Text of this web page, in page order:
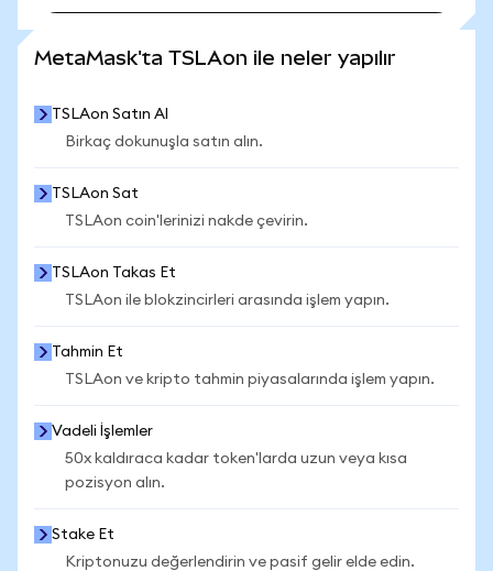
MetaMask'ta TSLAon ile neler yapılır
TSLAon Satın Al
Birkaç dokunuşla satın alın.
TSLAon Sat
TSLAon coin'lerinizi nakde çevirin.
TSLAon Takas Et
TSLAon ile blokzincirleri arasında işlem yapın.
Tahmin Et
TSLAon ve kripto tahmin piyasalarında işlem yapın.
Vadeli İşlemler
50x kaldıraca kadar token'larda uzun veya kısa
pozisyon alın.
Stake Et
Kriptonuzu değerlendirin ve pasif gelir elde edin.